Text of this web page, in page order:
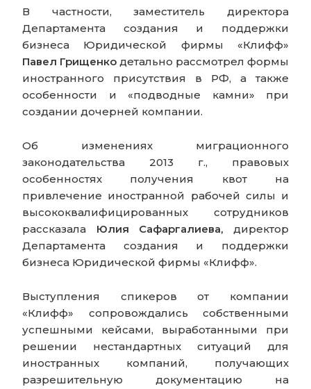
В частности, заместитель директора
Департамента создания и поддержки
бизнеса Юридической фирмы «Клифф»
Павел Грищенко детально рассмотрел формы
иностранного присутствия в РФ, а также
особенности и «подводные камни» при
создании дочерней компании.
Об изменениях миграционного
законодательства 2013 г., правовых
особенностях получения квот на
привлечение иностранной рабочей силы и
высококвалифицированных сотрудников
рассказала Юлия Сафаргалиева, директор
Департамента создания и поддержки
бизнеса Юридической фирмы «Клифф».
Выступления спикеров от компании
«Клифф» сопровождались собственными
успешными кейсами, выработанными при
решении нестандартных ситуаций для
иностранных компаний, получающих
разрешительную документацию на